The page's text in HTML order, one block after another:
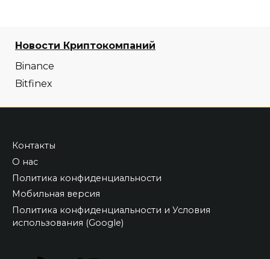
Новости Криптокомпаний
Binance
Bitfinex
Контакты
О нас
Политика конфиденциальности
Мобильная версия
Политика конфиденциальности и Условия
использования (Google)